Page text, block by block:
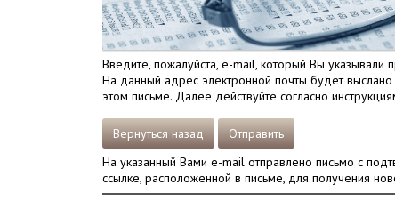
Введите, пожалуйста, e-mail, который Вы указывали
На данный адрес электронной почты будет
этом письме. Далее действуйте согласно
Вернуться назад
Отправить
На указанный Вами e-mail отправлено письмо с
ссылке, расположенной в письме, для получения